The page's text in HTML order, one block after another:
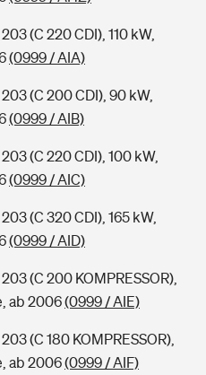
(C 220 CDI), 110 kW,
(0999 / AIA)
(C 200 CDI), 90 kW,
(0999 / AIB)
(C 220 CDI), 100 kW,
(0999 / AIC)
(C 320 CDI), 165 kW,
(0999 / AID)
(C 200 KOMPRESSOR),
ab 2006(0999 / AIE)
(C 180 KOMPRESSOR),
ab 2006(0999 / AIF)